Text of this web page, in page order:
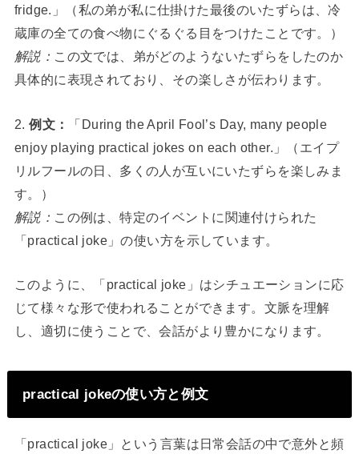
fridge.」（私の弟が私に仕掛けた最後のいたずらは、冷
蔵庫の全ての食べ物にぐるぐる目をつけたことです。）
解説： この文では、弟がどのようないたずらをしたのか
具体的に表現されており、その楽しさが伝わります。
2.例文：
「During the April Fool’s Day, many people
enjoy playing practical jokes on each other.」（エイプ
リルフールの日、多くの人が互いにいたずらを楽しみま
す。）
解説： この例は、特定のイベントに関連付けられた
「practical joke」の使い方を示しています。
このように、「practical joke」はシチュエーションに応
じて様々な形で使われることができます。文脈を理解
し、適切に使うことで、会話がより豊かになります。
practical jokeの使い方と例文
「practical joke」という言葉は日常会話の中で意外と頻